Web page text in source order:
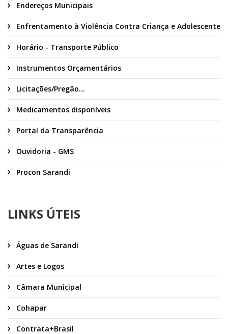
Endereços Municipais
Enfrentamento à Violência Contra Criança e Adolescente
Horário - Transporte Público
Instrumentos Orçamentários
Licitações/Pregão...
Medicamentos disponíveis
Portal da Transparência
Ouvidoria - GMS
Procon Sarandi
LINKS ÚTEIS
Águas de Sarandi
Artes e Logos
Câmara Municipal
Cohapar
Contrata+Brasil